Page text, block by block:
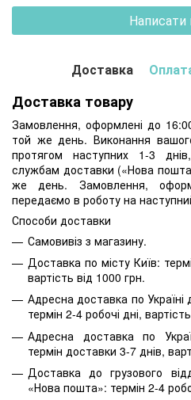
Написати
Доставка
Доставка товару
Замовлення, оформлені до
той же день. Виконання
протягом наступних 1-3
службам доставки («Нова
же день. Замовлення,
передаємо в роботу на
Способи доставки
Самовивіз з магазину.
Доставка по місту Київ:
вартість від 1000 грн.
Адресна доставка по
термін 2-4 робочі дні,
Адресна доставка по
термін доставки 3-7 днів,
Доставка до грузового
«Нова пошта»: термін 2-4